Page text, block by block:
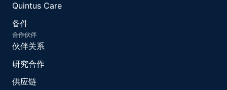
Quintus Care
备件
合作伙伴
伙伴关系
研究合作
供应链